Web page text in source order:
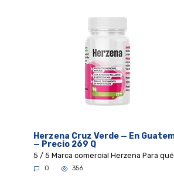
Herzena Cruz Verde — En
— Precio 269 Q
5 / 5 Marca comercial Herzena Para
0 356